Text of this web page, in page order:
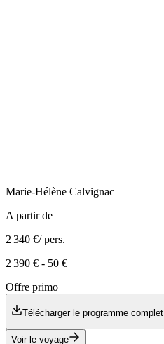
Marie-Hélène Calvignac
A partir de
2 340 €/ pers.
2 390 € - 50 €
Offre primo
Télécharger le programme complet
Voir le voyage